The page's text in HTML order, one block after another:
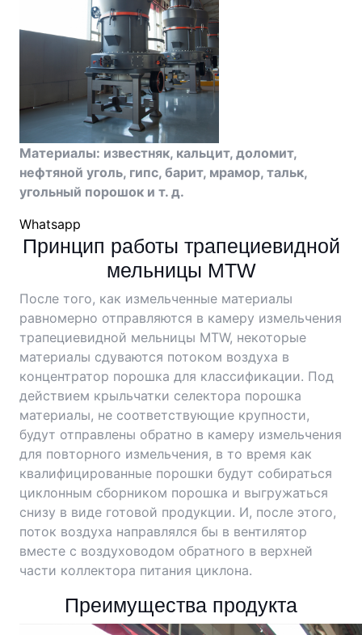
Материалы: известняк, кальцит, доломит,
нефтяной уголь, гипс, барит, мрамор, тальк,
угольный порошок и т. д.
Whatsapp
Принцип работы трапециевидной
мельницы MTW
После того, как измельченные материалы
равномерно отправляются в камеру измельчения
трапециевидной мельницы MTW, некоторые
материалы сдуваются потоком воздуха в
концентратор порошка для классификации. Под
действием крыльчатки селектора порошка
материалы, не соответствующие крупности,
будут отправлены обратно в камеру измельчения
для повторного измельчения, в то время как
квалифицированные порошки будут собираться
циклонным сборником порошка и выгружаться
снизу в виде готовой продукции. И, после этого,
поток воздуха направлялся бы в вентилятор
вместе с воздуховодом обратного в верхней
части коллектора питания циклона.
Преимущества продукта